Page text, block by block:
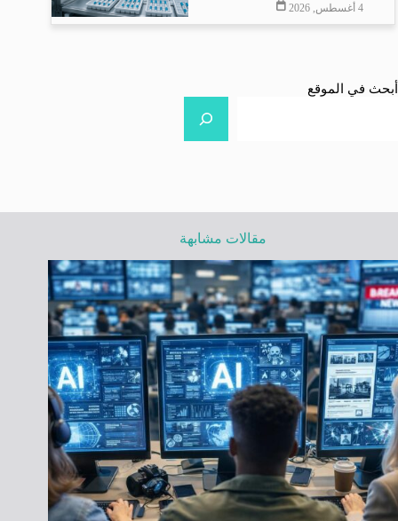
4 أغسطس, 2026
أبحث في الموقع
مقالات مشابهة